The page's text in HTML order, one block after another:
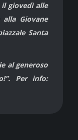
giovedì alle
Giovane
Santa
al generoso
Per info: